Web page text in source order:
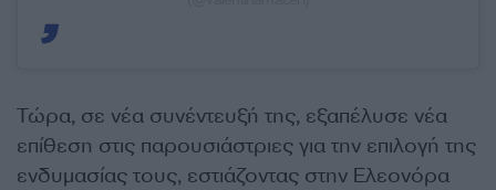
Τώρα, σε νέα συνέντευξή της, εξαπέλυσε νέα
επίθεση στις παρουσιάστριες για την επιλογή της
ενδυμασίας τους, εστιάζοντας στην Ελεονόρα